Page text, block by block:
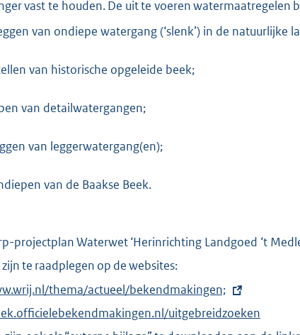
t
e
2
vast te houden. De uit te voeren watermaatregelen
van ondiepe watergang (‘slenk’) in de natuurlijke
van historische opgeleide beek;
van detailwatergangen;
van leggerwatergang(en);
van de Baakse Beek.
projectplan Waterwet ‘Herinrichting Landgoed ‘t
te raadplegen op de websites:
thema/actueel/bekendmakingen;
uitgebreidzoeken